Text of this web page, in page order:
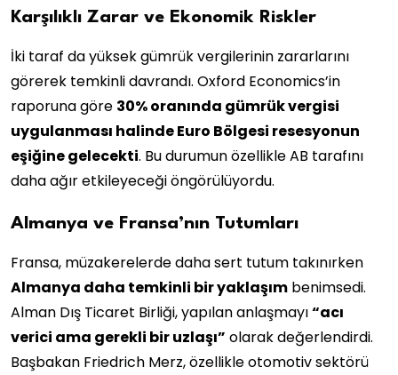
Karşılıklı Zarar ve Ekonomik Riskler
İki taraf da yüksek gümrük vergilerinin zararlarını
görerek temkinli davrandı. Oxford Economics’in
raporuna göre 30% oranında gümrük vergisi
uygulanması halinde Euro Bölgesi resesyonun
eşiğine gelecekti. Bu durumun özellikle AB tarafını
daha ağır etkileyeceği öngörülüyordu.
Almanya ve Fransa’nın Tutumları
Fransa, müzakerelerde daha sert tutum takınırken
Almanya daha temkinli bir yaklaşım benimsedi.
Alman Dış Ticaret Birliği, yapılan anlaşmayı“acı
verici ama gerekli bir uzlaşı” olarak değerlendirdi.
Başbakan Friedrich Merz, özellikle otomotiv sektörü